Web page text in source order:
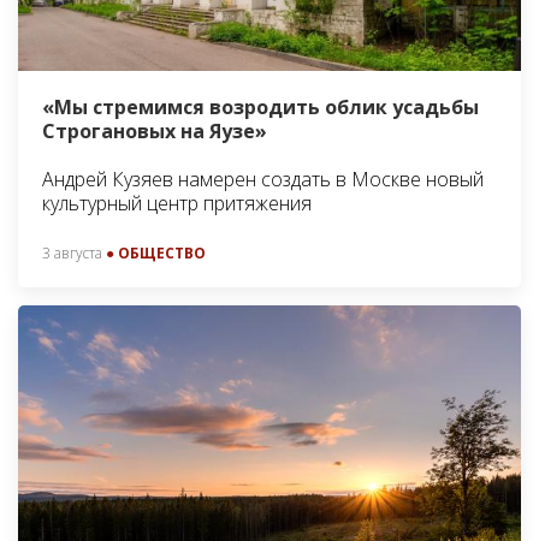
«Мы стремимся возродить облик усадьбы
Строгановых на Яузе»
Андрей Кузяев намерен создать в Москве новый
культурный центр притяжения
3 августа ● ОБЩЕСТВО